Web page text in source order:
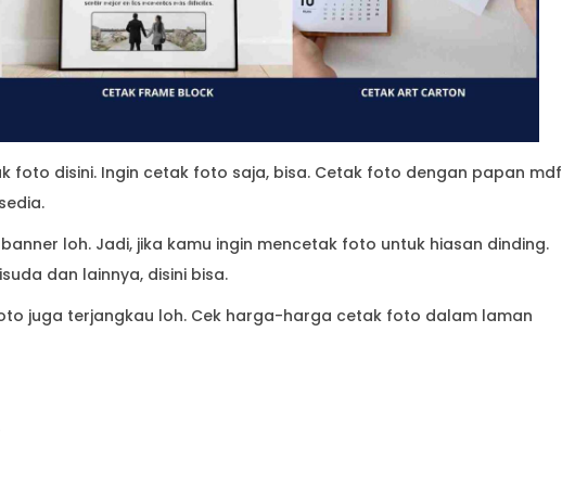
foto disini. Ingin cetak foto saja, bisa. Cetak foto dengan papan mdf
loh. Jadi, jika kamu ingin mencetak foto untuk hiasan dinding.
dan lainnya, disini bisa.
juga terjangkau loh. Cek harga-harga cetak foto dalam laman